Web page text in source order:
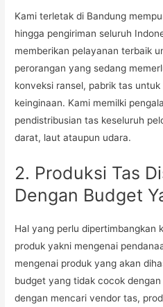
Kami terletak di Bandung
hingga pengiriman seluruh
memberikan pelayanan terbaik
perorangan yang sedang
konveksi ransel, pabrik tas
keinginaan. Kami memilki
pendistribusian tas keseluruh
darat, laut ataupun udara.
2. Produksi Tas
Dengan Budget
Hal yang perlu dipertimbangkan
produk yakni mengenai
mengenai produk yang akan
budget yang tidak cocok
dengan mencari vendor tas,